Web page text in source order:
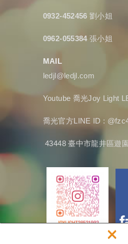
×
0932-452456 劉小姐
0962-055384張小姐
MAIL
ledjl@ledjl.com
Youtube 喬光Joy Light
喬光官方LINE ID :
43448 臺中市龍井區遊